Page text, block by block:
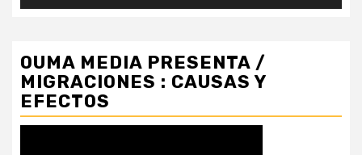
OUMA MEDIA PRESENTA /
MIGRACIONES : CAUSAS Y
EFECTOS